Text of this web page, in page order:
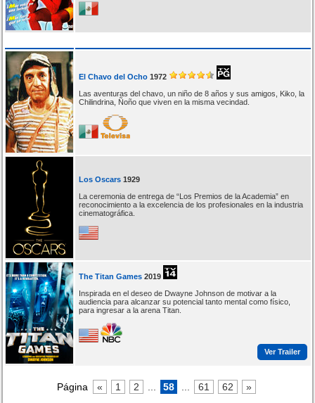
El Chavo del Ocho 1972
Las aventuras del chavo, un niño de 8 años y sus amigos, Kiko, la
Chilindrina, Ñoño que viven en la misma vecindad.
Los Oscars 1929
La ceremonia de entrega de “Los Premios de la Academia” en
reconocimiento a la excelencia de los profesionales en la industria
cinematográfica.
The Titan Games 2019
Inspirada en el deseo de Dwayne Johnson de motivar a la
audiencia para alcanzar su potencial tanto mental como físico,
para ingresar a la arena Titan.
Ver Trailer
Página « 1 2 58 61 62 »